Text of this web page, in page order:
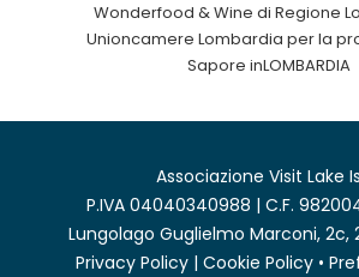
Wonderfood & Wine di Regione
Unioncamere Lombardia per la
Sapore inLOMBARDIA
Associazione Visit Lake
P.IVA 04040340988 | C.F.
Lungolago Guglielmo Marconi, 2c,
Privacy Policy | Cookie Policy •